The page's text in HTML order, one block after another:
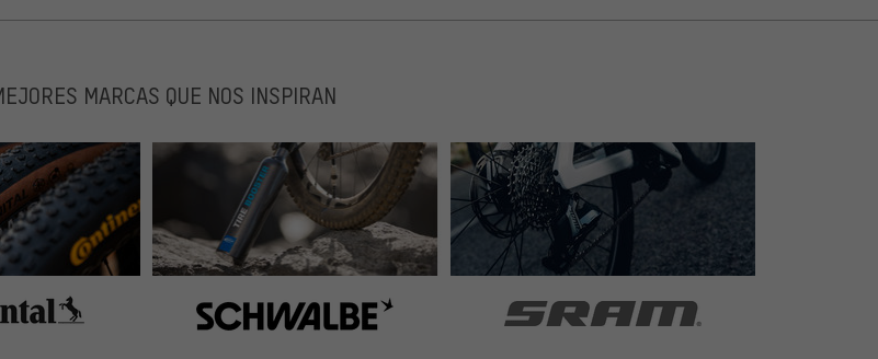
und ich habe den Vergleich mit Modellen
5 lange Rennen plus Training).
Schellen mit dem Dremel-
MARCAS QUE NOS INSPIRAN